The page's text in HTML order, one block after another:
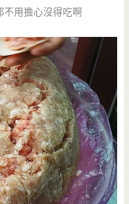
用擔心沒得吃啊